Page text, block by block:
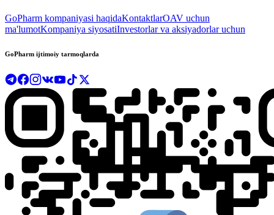
GoPharm kompaniyasi haqidaKontaktlarOAV uchun
ma'lumotKompaniya siyosatiInvestorlar va aksiyadorlar uchun
GoPharm ijtimoiy tarmoqlarda